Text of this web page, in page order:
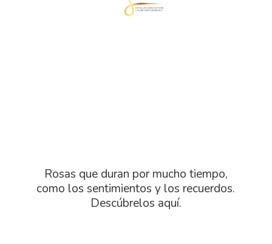
Rosas que duran por mucho tiempo,
como los sentimientos y los recuerdos.
Descúbrelos aquí.